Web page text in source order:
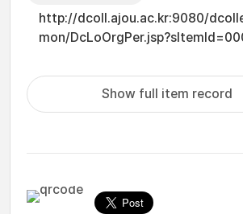
http://dcoll.ajou.ac.kr:9080/
mon/
Show full item record